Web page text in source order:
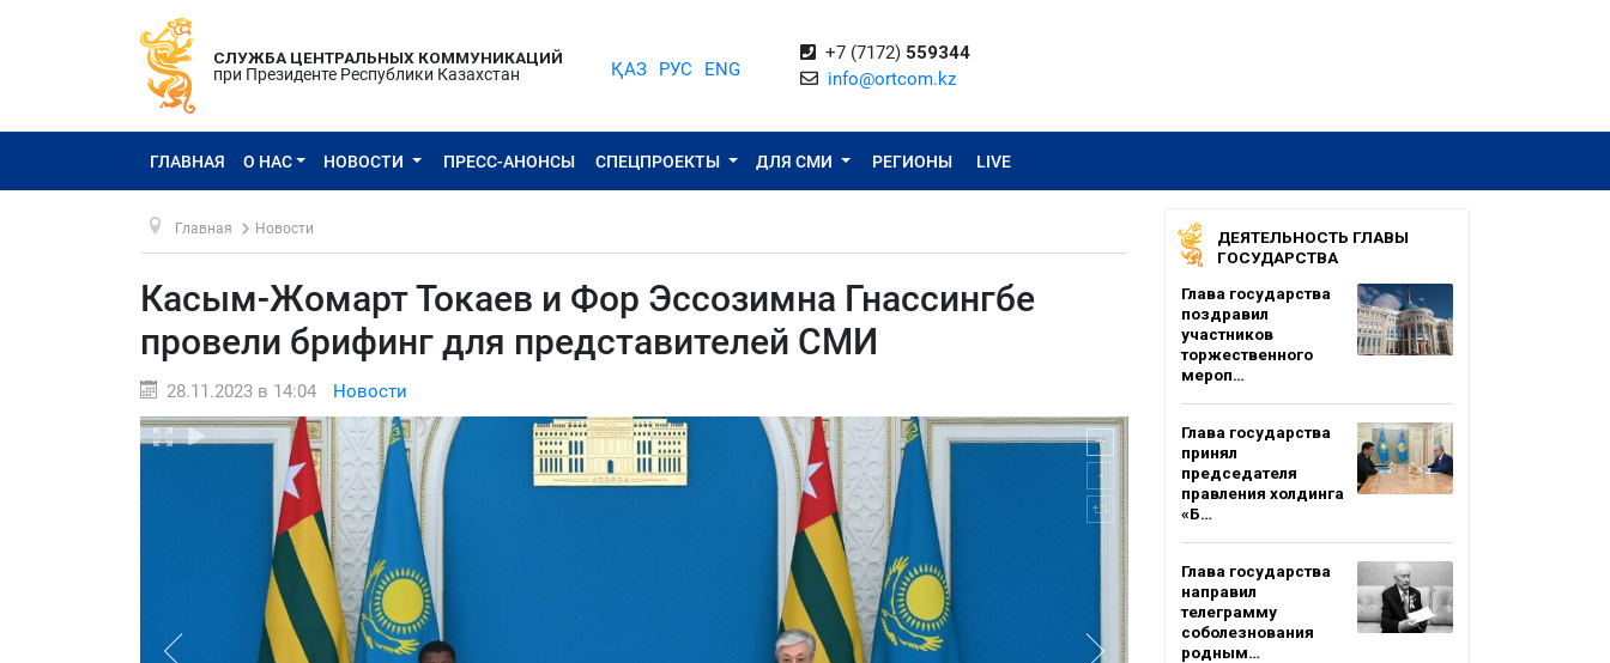
СЛУЖБА ЦЕНТРАЛЬНЫХ КОММУНИКАЦИЙ
при Президенте Республики Казахстан
ҚАЗ РУС ENG
+7 (7172) 559344
info@ortcom.kz
ГЛАВНАЯ О НАС НОВОСТИ ПРЕСС-АНОНСЫ СПЕЦПРОЕКТЫ ДЛЯ СМИ РЕГИОНЫ LIVE
Главная Новости
Касым-Жомарт Токаев и Фор Эссозимна Гнассингбе
провели брифинг для представителей СМИ
28.11.2023 в 14:04 Новости
ДЕЯТЕЛЬНОСТЬ ГЛАВЫ
ГОСУДАРСТВА
Глава государства
поздравил
участников
торжественного
мероп…
Глава государства
принял
председателя
правления холдинга
«Б…
Глава государства
направил
телеграмму
соболезнования
родным…